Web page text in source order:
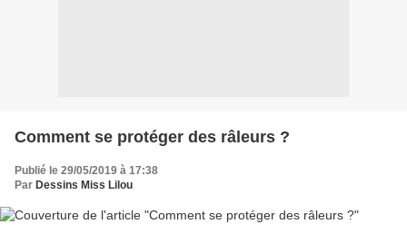
Comment se protéger des râleurs ?
Publié le 29/05/2019 à 17:38
Par Dessins Miss Lilou